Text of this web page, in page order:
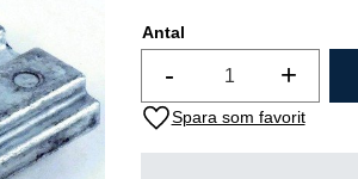
Antal
+
-
Lägg till i favoriter